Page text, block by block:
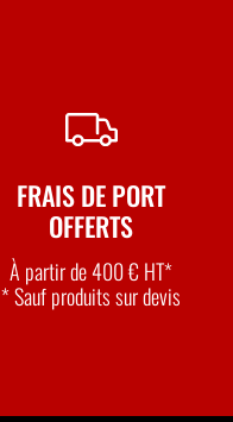
FRAIS DE PORT
OFFERTS
À partir de 400 € HT*
* Sauf produits sur devis